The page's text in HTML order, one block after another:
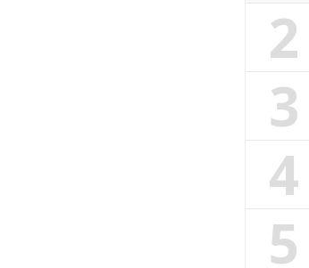
2
3
4
5